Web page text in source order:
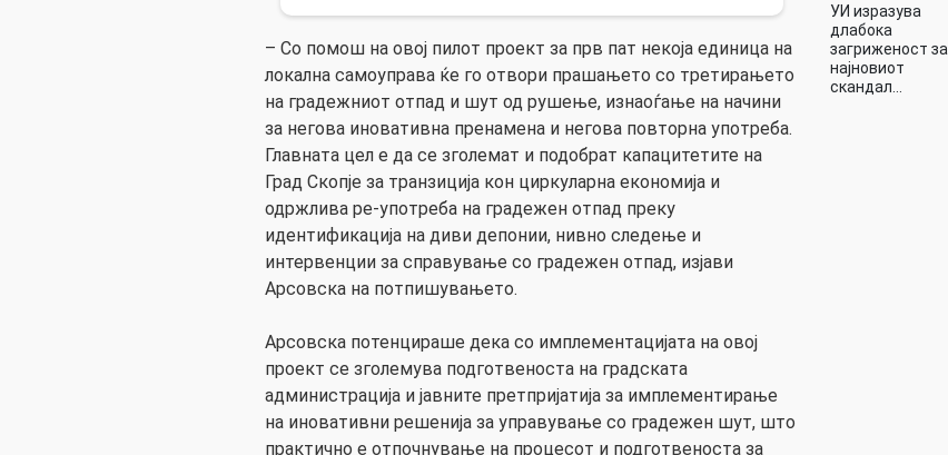
– Со помош на овој пилот проект за прв пат некоја единица на
локална самоуправа ќе го отвори прашањето со третирањето
на градежниот отпад и шут од рушење, изнаоѓање на начини
за негова иновативна пренамена и негова повторна употреба.
Главната цел е да се зголемат и подобрат капацитетите на
Град Скопје за транзиција кон циркуларна економија и
одржлива ре-употреба на градежен отпад преку
идентификација на диви депонии, нивно следење и
интервенции за справување со градежен отпад, изјави
Арсовска на потпишувањето.
Арсовска потенцираше дека со имплементацијата на овој
проект се зголемува подготвеноста на градската
администрација и јавните претпријатија за имплементирање
на иновативни решенија за управување со градежен шут, што
практично е отпочнување на процесот и подготвеноста за
УИ изразува
длабока
загриженост за
најновиот
скандал…